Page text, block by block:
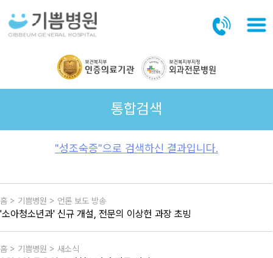
통합검색
"성조숙증"으로 검색하신 결과입니다.
홈 > 기쁨병원 > 언론 보도 방송
'소아청소년과' 신규 개설, 전문의 이상헌 과장 초빙
홈 > 기쁨병원 > 새소식